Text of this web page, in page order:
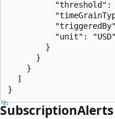
"threshold":
          "unit": "USD"
        }
      }
    }
  ]
}
SubscriptionAlerts